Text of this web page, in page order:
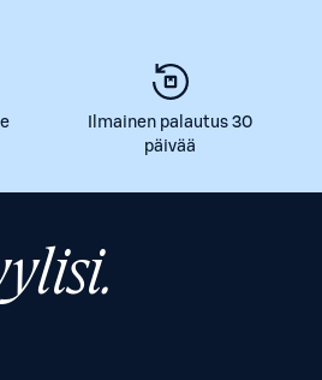
Ilmainen palautus 30
päivää